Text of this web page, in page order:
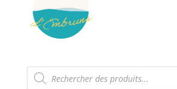
Recherche
de
produits